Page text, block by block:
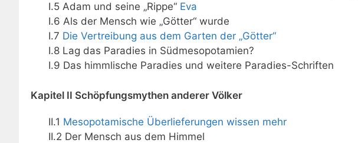
I.5 Adam und seine „Rippe“ Eva
I.6 Als der Mensch wie „Götter“ wurde
I.7 Die Vertreibung aus dem Garten der „Götter“
I.8 Lag das Paradies in Südmesopotamien?
I.9 Das himmlische Paradies und weitere Paradies-Schriften
Kapitel II Schöpfungsmythen anderer Völker
II.1 Mesopotamische Überlieferungen wissen mehr
II.2 Der Mensch aus dem Himmel